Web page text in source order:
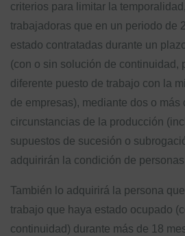
criterios para limitar la
trabajadoras que en un periodo de
estado contratadas durante un
(con o sin solución de continuidad,
diferente puesto de trabajo con la
de empresas), mediante dos o más
circunstancias de la producción
supuestos de sucesión o
adquirirán la condición de
También lo adquirirá la persona
trabajo que haya estado ocupado
continuidad) durante más de 18